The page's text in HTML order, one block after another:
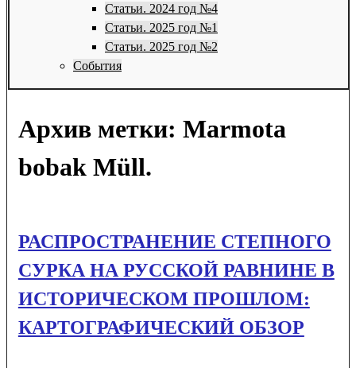
Статьи. 2024 год №4
Статьи. 2025 год №1
Статьи. 2025 год №2
События
Архив метки: Marmota
bobak Müll.
РАСПРОСТРАНЕНИЕ СТЕПНОГО
СУРКА НА РУССКОЙ РАВНИНЕ В
ИСТОРИЧЕСКОМ ПРОШЛОМ:
КАРТОГРАФИЧЕСКИЙ ОБЗОР